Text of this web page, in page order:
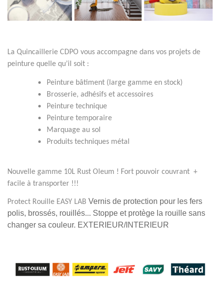
La Quincaillerie CDPO vous accompagne dans vos projets de
peinture quelle qu’il soit :
Peinture bâtiment (large gamme en stock)
Brosserie, adhésifs et accessoires
Peinture technique
Peinture temporaire
Marquage au sol
Produits techniques métal
Nouvelle gamme 10L Rust Oleum ! Fort pouvoir couvrant +
facile à transporter !!!
Protect Rouille EASY LAB Vernis de protection pour les fers
polis, brossés, rouillés... Stoppe et protège la rouille sans
changer sa couleur. EXTERIEUR/INTERIEUR